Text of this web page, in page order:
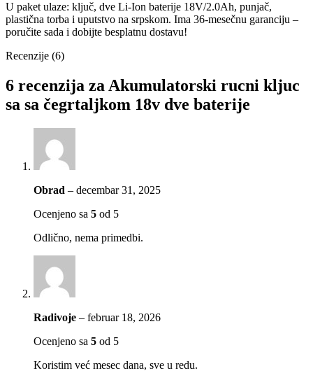
U paket ulaze: ključ, dve Li-Ion baterije 18V/2.0Ah, punjač,
plastična torba i uputstvo na srpskom. Ima 36-mesečnu garanciju –
poručite sada i dobijte besplatnu dostavu!
Recenzije (6)
6 recenzija za Akumulatorski rucni kljuc
sa sa čegrtaljkom 18v dve baterije
Obrad – decembar 31, 2025
Ocenjeno sa 5 od 5
Odlično, nema primedbi.
Radivoje – februar 18, 2026
Ocenjeno sa 5 od 5
Koristim već mesec dana, sve u redu.